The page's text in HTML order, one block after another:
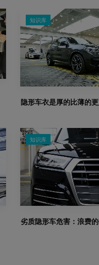
知识库
隐形车衣是厚的比薄的
知识库
劣质隐形车危害：浪费